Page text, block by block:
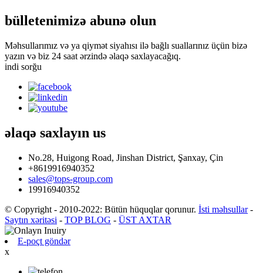
bülletenimizə abunə olun
Məhsullarımız və ya qiymət siyahısı ilə bağlı suallarınız üçün bizə
yazın və biz 24 saat ərzində əlaqə saxlayacağıq.
indi sorğu
əlaqə saxlayın us
No.28, Huigong Road, Jinshan District, Şanxay, Çin
+8619916940352
sales@tops-group.com
19916940352
© Copyright - 2010-2022: Bütün hüquqlar qorunur. İsti məhsullar-
Saytın xəritəsi - TOP BLOG - ÜST AXTAR
E-poçt göndər
x